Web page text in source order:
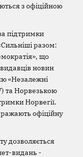
з офіційною
підтримки
разом:
що
видавців новин
«Незалежні
та Норвезькою
Норвегії.
офіційну
дозволяється
видань -